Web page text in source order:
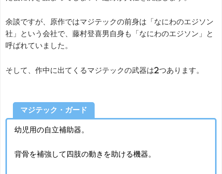
余談ですが、原作ではマジテックの前身は「なにわのエジソン
社」という会社で、藤村登喜男自身も「なにわのエジソン」と
呼ばれていました。
そして、作中に出てくるマジテックの武器は2つあります。
マジテック・ガード
幼児用の自立補助器。
背骨を補強して四肢の動きを助ける機器。